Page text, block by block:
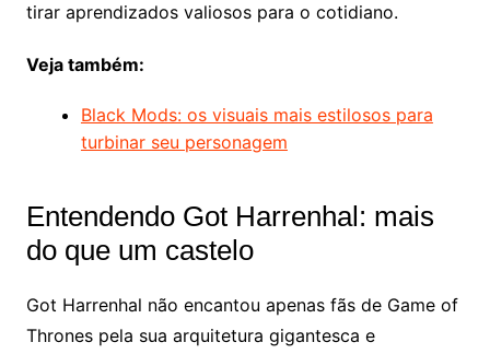
tirar aprendizados valiosos para o cotidiano.
Veja também:
Black Mods: os visuais mais estilosos para
turbinar seu personagem
Entendendo Got Harrenhal: mais
do que um castelo
Got Harrenhal não encantou apenas fãs de Game of
Thrones pela sua arquitetura gigantesca e